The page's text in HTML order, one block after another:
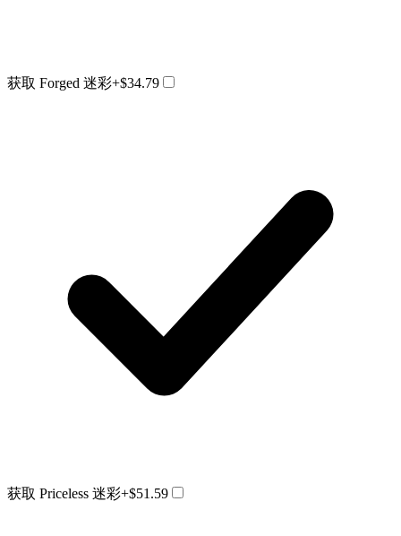
获取 Forged 迷彩+$34.79
获取 Priceless 迷彩+$51.59